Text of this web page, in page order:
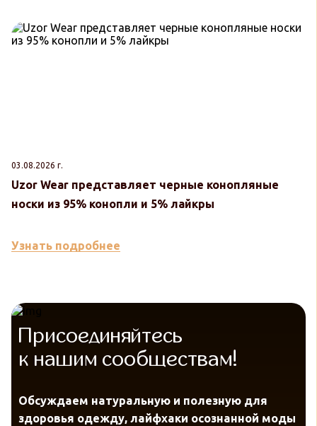
03.08.2026 г.
Uzor Wear представляет черные конопляные
носки из 95% конопли и 5% лайкры
Узнать подробнее
Присоединяйтесь
к нашим сообществам!
Обсуждаем натуральную и полезную для
здоровья одежду, лайфхаки осознанной моды